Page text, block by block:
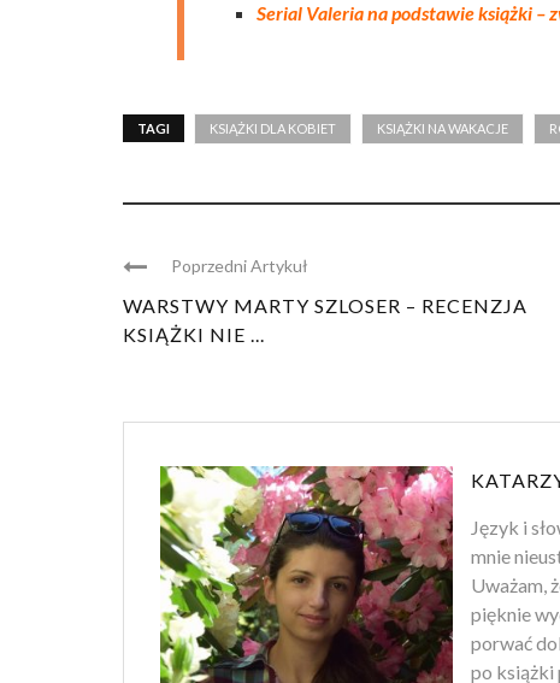
Serial Valeria na podstawie książki –
TAGI KSIĄŻKI DLA KOBIET KSIĄŻKI NA WAKACJE
Poprzedni Artykuł
WARSTWY MARTY SZLOSER – RECENZJA
KSIĄŻKI NIE ...
Język i
mnie
Uważam,
pięknie
porwać
po książki